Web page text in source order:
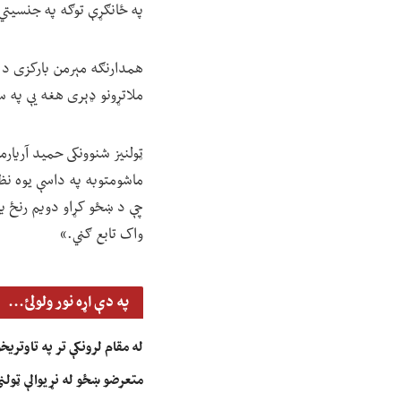
په ځانګړې توګه په جنسیتي
همدارنګه مېرمن بارکزی
ملاتړونو ډېری هغه یې په
ټولنیز شنوونکی حمید
ماشومتوبه په داسې یوه
چې د ښځو کړاو دویم رنځ
واک تابع ګڼي.»
په دې اړه نور ولولئ...
له مقام لرونکې تر په
متعرضو ښځو له نړیوالې